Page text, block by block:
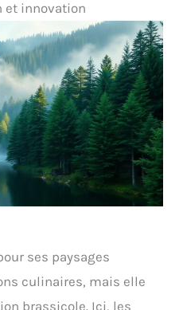
et innovation
ses paysages
culinaires, mais elle
brassicole. Ici, les